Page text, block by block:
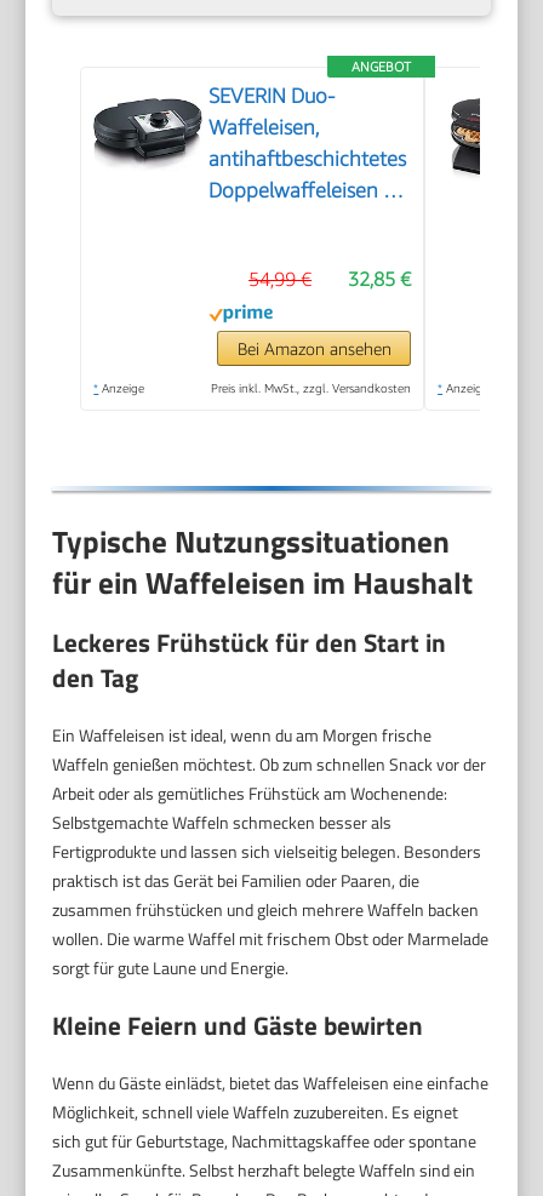
ANGEBOT
SEVERIN Duo-
Waffeleisen,
antihaftbeschichtetes
Doppelwaffeleisen für
Herzwaffeleisen im
Slim-Design, ca. 1.200
W Leistung, schwarz,
WA 2106
32,85 €
54,99 €
Bei Amazon ansehen
* Anzeige Preis inkl. MwSt., zzgl. Versandkosten * Anzeige
Typische Nutzungssituationen
für ein Waffeleisen im Haushalt
Leckeres Frühstück für den Start in
den Tag
Ein Waffeleisen ist ideal, wenn du am Morgen frische
Waffeln genießen möchtest. Ob zum schnellen Snack vor der
Arbeit oder als gemütliches Frühstück am Wochenende:
Selbstgemachte Waffeln schmecken besser als
Fertigprodukte und lassen sich vielseitig belegen. Besonders
praktisch ist das Gerät bei Familien oder Paaren, die
zusammen frühstücken und gleich mehrere Waffeln backen
wollen. Die warme Waffel mit frischem Obst oder Marmelade
sorgt für gute Laune und Energie.
Kleine Feiern und Gäste bewirten
Wenn du Gäste einlädst, bietet das Waffeleisen eine einfache
Möglichkeit, schnell viele Waffeln zuzubereiten. Es eignet
sich gut für Geburtstage, Nachmittagskaffee oder spontane
Zusammenkünfte. Selbst herzhaft belegte Waffeln sind ein